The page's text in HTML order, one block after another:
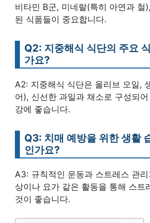
비타민 B군, 미네랄(특히 아연과 철
된 식품들이 중요합니다.
Q2: 지중해식 식단의 주요
가요?
A2: 지중해식 식단은 올리브 오일,
어), 신선한 과일과 채소로 구성되
강에 좋습니다.
Q3: 치매 예방을 위한 생활
인가요?
A3: 규칙적인 운동과 스트레스 관
상이나 요가 같은 활동을 통해 스트
것이 좋습니다.